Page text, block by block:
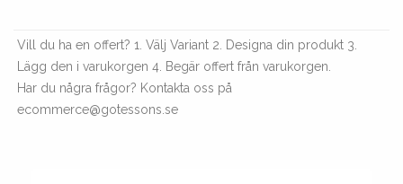
Vill du ha en offert? 1. Välj Variant 2. Designa din produkt 3.
Lägg den i varukorgen 4. Begär offert från varukorgen.
Har du några frågor? Kontakta oss på
ecommerce@gotessons.se